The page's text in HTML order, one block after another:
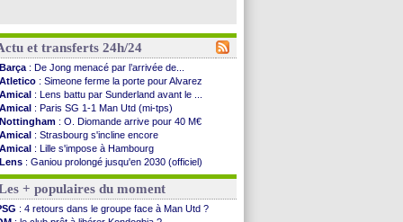
et transferts 24h/24
Barça : De Jong menacé par l’arrivée de...
Atletico : Simeone ferme la porte pour Alvarez
Amical : Lens battu par Sunderland avant le ...
Amical : Paris SG 1-1 Man Utd (mi-tps)
Nottingham : O. Diomande arrive pour 40 M€
Amical : Strasbourg s'incline encore
Amical : Lille s'impose à Hambourg
Lens : Ganiou prolongé jusqu'en 2030 (officiel)
OM: le PSG, les précisions de Benatia
: Paris SG-Man Utd, les compos
Amical: Chelsea corrige l'AC Milan
Argentine: Messi perd son papa
+ populaires du moment
: 4 retours dans le groupe face à Man Utd ?